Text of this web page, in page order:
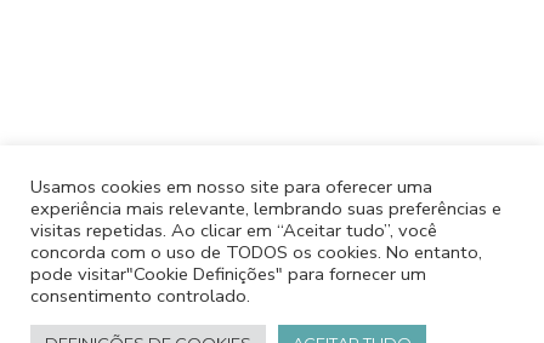
Usamos cookies em nosso site para oferecer uma
experiência mais relevante, lembrando suas preferências e
visitas repetidas. Ao clicar em “Aceitar tudo”, você
concorda com o uso de TODOS os cookies. No entanto,
pode visitar"Cookie Definições" para fornecer um
consentimento controlado.